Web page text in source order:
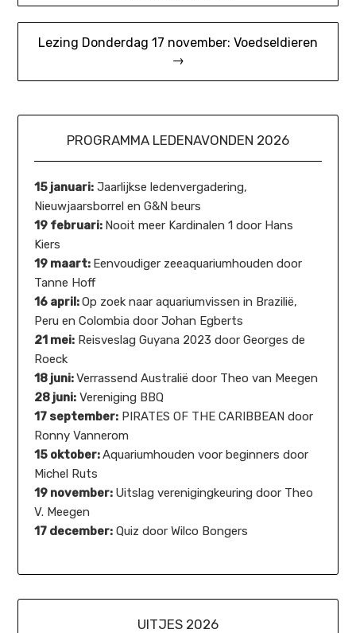
Lezing Donderdag 17 november: Voedseldieren
→
PROGRAMMA LEDENAVONDEN 2026
15 januari: Jaarlijkse ledenvergadering,
Nieuwjaarsborrel en G&N beurs
19 februari: Nooit meer Kardinalen 1 door Hans
Kiers
19 maart: Eenvoudiger zeeaquariumhouden door
Tanne Hoff
16 april:Op zoek naar aquariumvissen in Brazilië,
Peru en Colombia door Johan Egberts
21 mei: Reisveslag Guyana 2023 door Georges de
Roeck
18 juni:Verrassend Australië door Theo van Meegen
28 juni: Vereniging BBQ
17 september: PIRATES OF THE CARIBBEAN door
Ronny Vannerom
15 oktober:Aquariumhouden voor beginners door
Michel Ruts
19 november: Uitslag verenigingkeuring door Theo
V. Meegen
17 december: Quiz door Wilco Bongers
UITJES 2026